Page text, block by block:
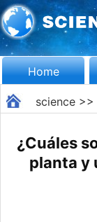
Home
science>>
¿Cuáles
planta y